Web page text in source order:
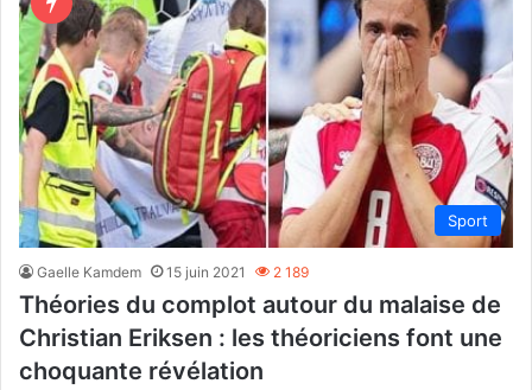
Sport
Gaelle Kamdem 15 juin 2021 2 189
Théories du complot autour du malaise de
Christian Eriksen : les théoriciens font une
choquante révélation